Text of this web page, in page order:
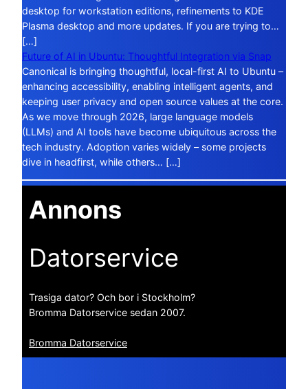
desktop for workstation editions, refinements to KDE
Plasma desktop and more updates. If you are trying to…
[…]
Future of AI in Ubuntu: Thoughtful Integration via Snap
Canonical is bringing thoughtful, local-first AI to Ubuntu –
enhancing accessibility, enabling intelligent agents, and
keeping user privacy and open source values at the core.
As we move through 2026, large language models
(LLMs) and AI tools have become ubiquitous across the
tech industry. Adoption varies widely – some projects
dive in headfirst, while others… […]
Annons
Datorservice
Trasiga dator? Och bor i Stockholm?
Bromma Datorservice sedan 2007.
Bromma Datorservice